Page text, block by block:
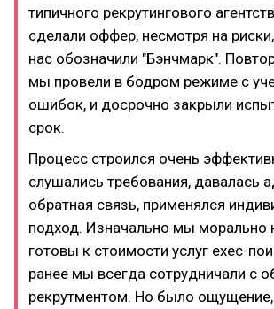
типичного рекрутингового
сделали оффер, несмотря на
нас обозначили "Бэнчмарк".
мы провели в бодром режиме с
ошибок, и досрочно закрыли
срок.
Процесс строился очень
слушались требования, давалась
обратная связь, применялся
подход. Изначально мы морально
готовы к стоимости услуг exec-
ранее мы всегда сотрудничали с
рекрутментом. Но было